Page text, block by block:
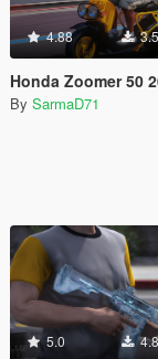
4.88
Honda Zoomer 50 2005 [Add-On]
By SarmaD71
5.0